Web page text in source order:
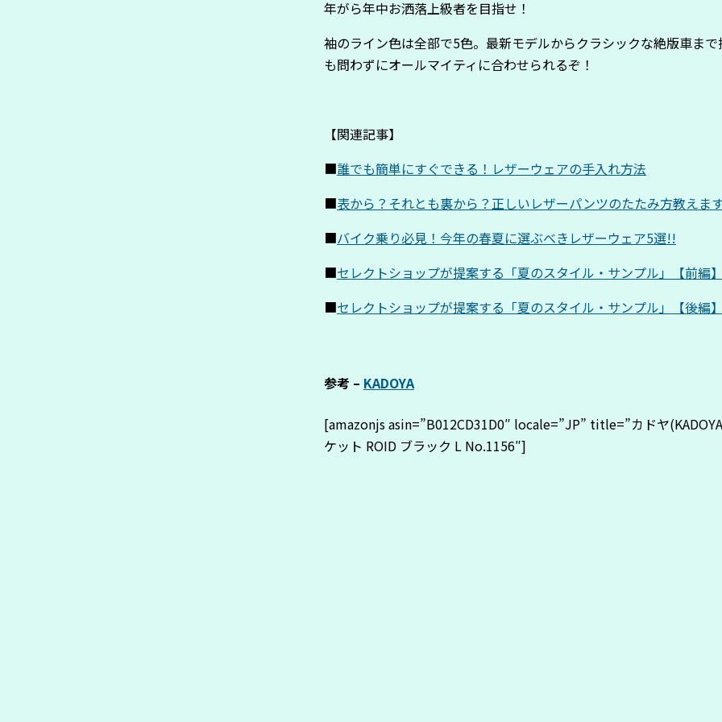
年がら年中お洒落上級者を目指せ！
袖のライン色は全部で5色。最新モデルからクラシックな絶版車まで
も問わずにオールマイティに合わせられるぞ！
【関連記事】
■誰でも簡単にすぐできる！レザーウェアの手入れ方法
■表から？それとも裏から？正しいレザーパンツのたたみ方教えま
■バイク乗り必見！今年の春夏に選ぶべきレザーウェア5選!!
■セレクトショップが提案する「夏のスタイル・サンプル」【前編】
■セレクトショップが提案する「夏のスタイル・サンプル」【後編】
参考 – KADOYA
[amazonjs asin=”B012CD31D0″ locale=”JP” title=”カドヤ
ケット ROID ブラック L No.1156″]